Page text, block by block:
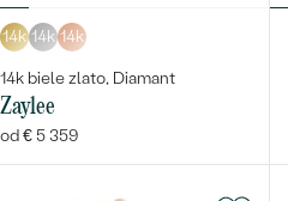
14k 14k 14k
14k biele zlato, Diamant
Zaylee
od € 5 359